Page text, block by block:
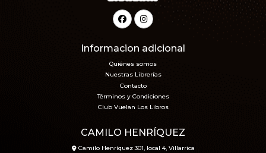
Informacion adicional
Quiénes somos
Nuestras Librerías
Contacto
Términos y Condiciones
Club Vuelan Los Libros
CAMILO HENRÍQUEZ
Camilo Henríquez 301, local 4, Villarrica